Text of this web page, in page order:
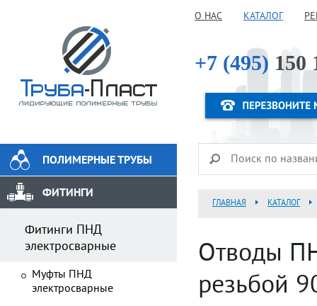
О НАС КАТАЛОГ
+7 (495) 150
ГЛАВНАЯ КАТАЛОГ
Отводы
резьбой
ПОЛИМЕРНЫЕ ТРУБЫ
ФИТИНГИ
Фитинги ПНД
электросварные
Муфты ПНД
электросварные